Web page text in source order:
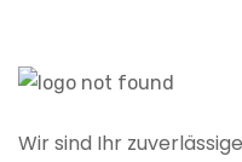
Wir sind Ihr